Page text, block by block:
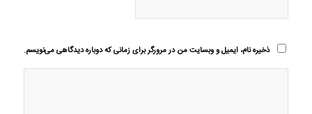
ذخیره نام، ایمیل و وبسایت من در مرورگر برای زمانی که دوباره دیدگاهی می‌نویسم.